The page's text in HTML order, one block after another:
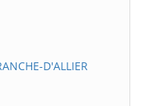
D'ALLIER